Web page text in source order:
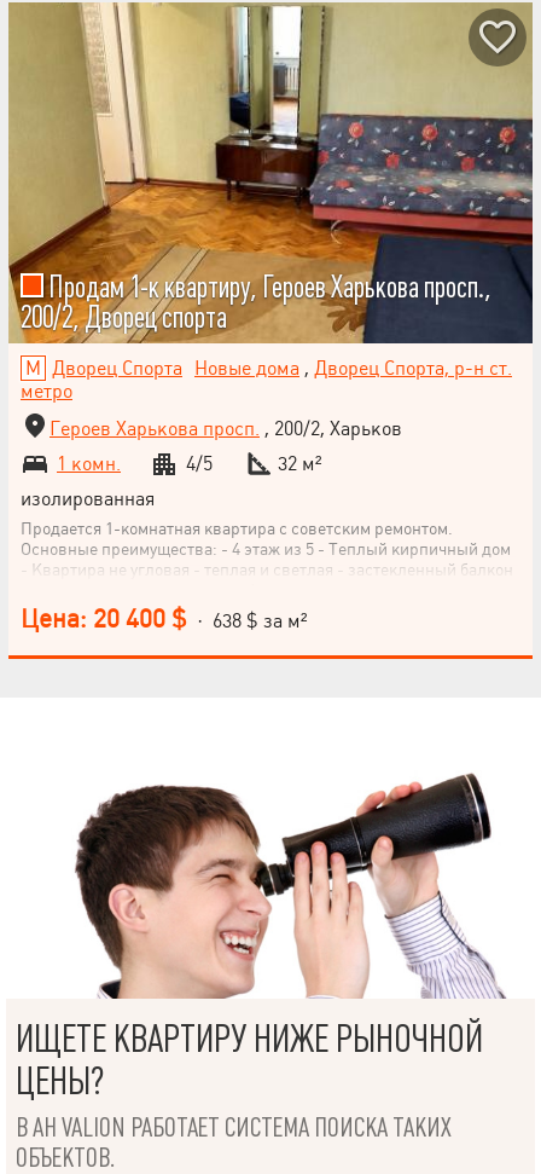
Продам 1-к квартиру, Героев Харькова просп.,
200/2, Дворец спорта
Дворец Спорта Новые дома , Дворец Спорта, р-н ст.
метро
Героев Харькова просп. , 200/2, Харьков
1 комн.
4/5
32 м²
изолированная
Продается 1-комнатная квартира с советским ремонтом.
Основные преимущества: - 4 этаж из 5 - Теплый кирпичный дом
- Квартира не угловая - теплая и светлая - застекленный балкон
можно сразу заселяться - чистый подъезд и спокойные соседи
Прекрасное расположение: – До метро «Дворец Спорта» – всего
10 минут пешком. - рядом супермаркеты, рынок, аптеки, кафе. - в
Цена: 20 400 $ · 638 $ за м²
ИЩЕТЕ КВАРТИРУ НИЖЕ РЫНОЧНОЙ
ЦЕНЫ?
В АН VALION РАБОТАЕТ СИСТЕМА ПОИСКА ТАКИХ
ОБЪЕКТОВ.